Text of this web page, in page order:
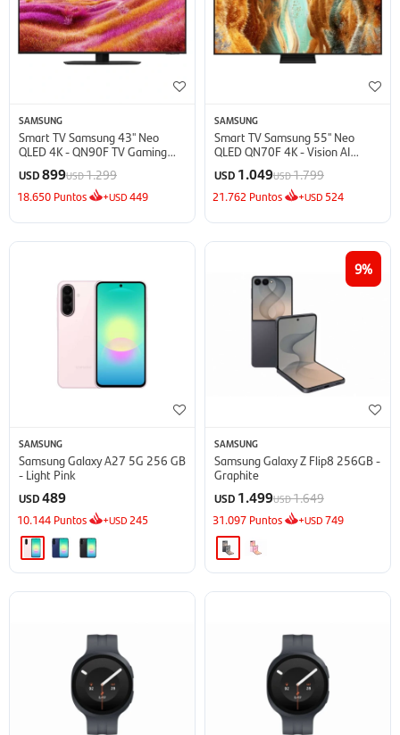
SAMSUNG
Smart TV Samsung 43'' Neo
QLED 4K - QN90F TV Gaming
USD899USD1.299
18.650 Puntos +USD449
SAMSUNG
Smart TV Samsung 55'' Neo
QLED QN70F 4K - Vision AI
USD 1.049USD1.799
21.762 Puntos +USD 524
SAMSUNG
Samsung Galaxy A27 5G 256 GB
- Light Pink
USD489
10.144 Puntos +USD 245
9
SAMSUNG
Samsung Galaxy Z Flip8 256GB -
Graphite
USD 1.499USD1.649
31.097 Puntos +USD749